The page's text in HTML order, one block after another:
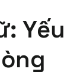
Yếu